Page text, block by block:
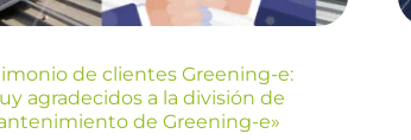
de clientes Greening-e:
agradecidos a la división de
de Greening-e»